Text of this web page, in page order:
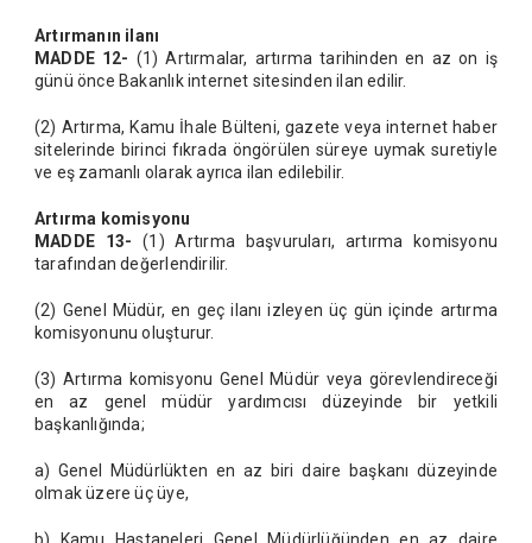
Artırmanın ilanı
MADDE 12- (1) Artırmalar, artırma tarihinden en az on iş
günü önce Bakanlık internet sitesinden ilan edilir.
(2) Artırma, Kamu İhale Bülteni, gazete veya internet haber
sitelerinde birinci fıkrada öngörülen süreye uymak suretiyle
ve eş zamanlı olarak ayrıca ilan edilebilir.
Artırma komisyonu
MADDE 13- (1) Artırma başvuruları, artırma komisyonu
tarafından değerlendirilir.
(2) Genel Müdür, en geç ilanı izleyen üç gün içinde artırma
komisyonunu oluşturur.
(3) Artırma komisyonu Genel Müdür veya görevlendireceği
en az genel müdür yardımcısı düzeyinde bir yetkili
başkanlığında;
a) Genel Müdürlükten en az biri daire başkanı düzeyinde
olmak üzere üç üye,